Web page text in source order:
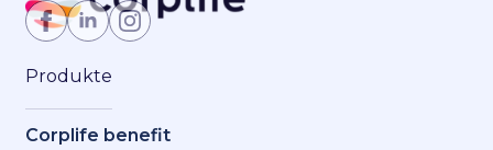
Produkte
Corplife benefit